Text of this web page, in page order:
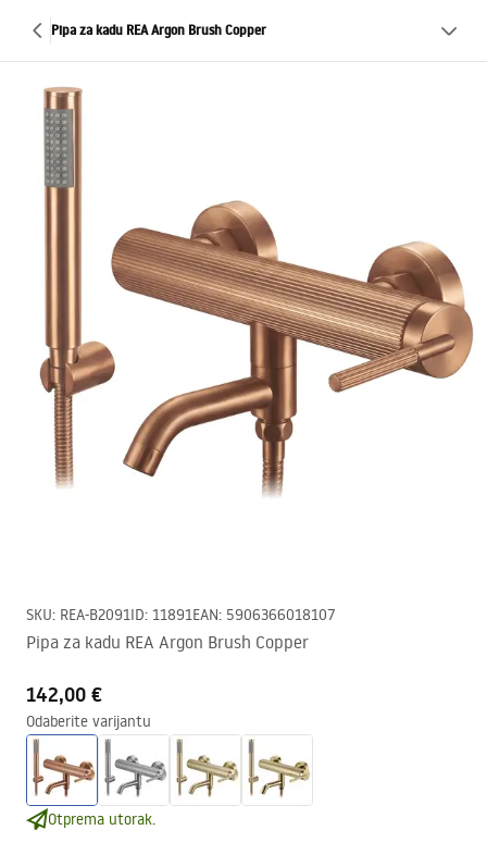
Pipa za kadu REA Argon Brush Copper
SKU: REA-B2091ID: 11891EAN: 5906366018107
Pipa za kadu REA Argon Brush Copper
142,00 €
Odaberite varijantu
Otprema utorak.